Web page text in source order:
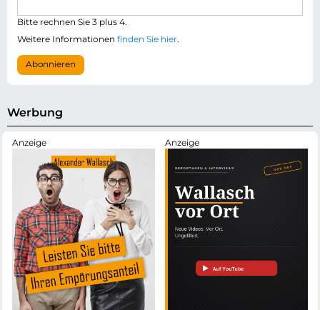
l
-
d
r
s
e
i
h
t
f
d
Bitte rechnen Sie 3 plus 4.
Weitere Informationen finden Sie hier.
Abonnieren
Werbung